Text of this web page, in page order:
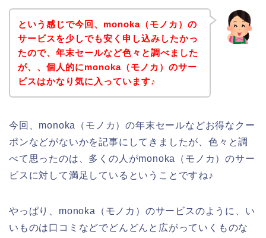
という感じで今回、monoka（モノカ）の
サービスを少しでも安く申し込みしたかっ
たので、年末セールなど色々と調べました
が、、個人的にmonoka（モノカ）のサー
ビスはかなり気に入っています♪
今回、monoka（モノカ）の年末セールなどお得なクー
ポンなどがないかを記事にしてきましたが、色々と調
べて思ったのは、多くの人がmonoka（モノカ）のサー
ビスに対して満足しているということですね♪
やっぱり、monoka（モノカ）のサービスのように、い
いものは口コミなどでどんどんと広がっていくものな